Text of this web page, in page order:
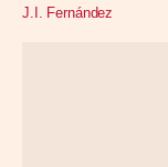
J.I. Fernández